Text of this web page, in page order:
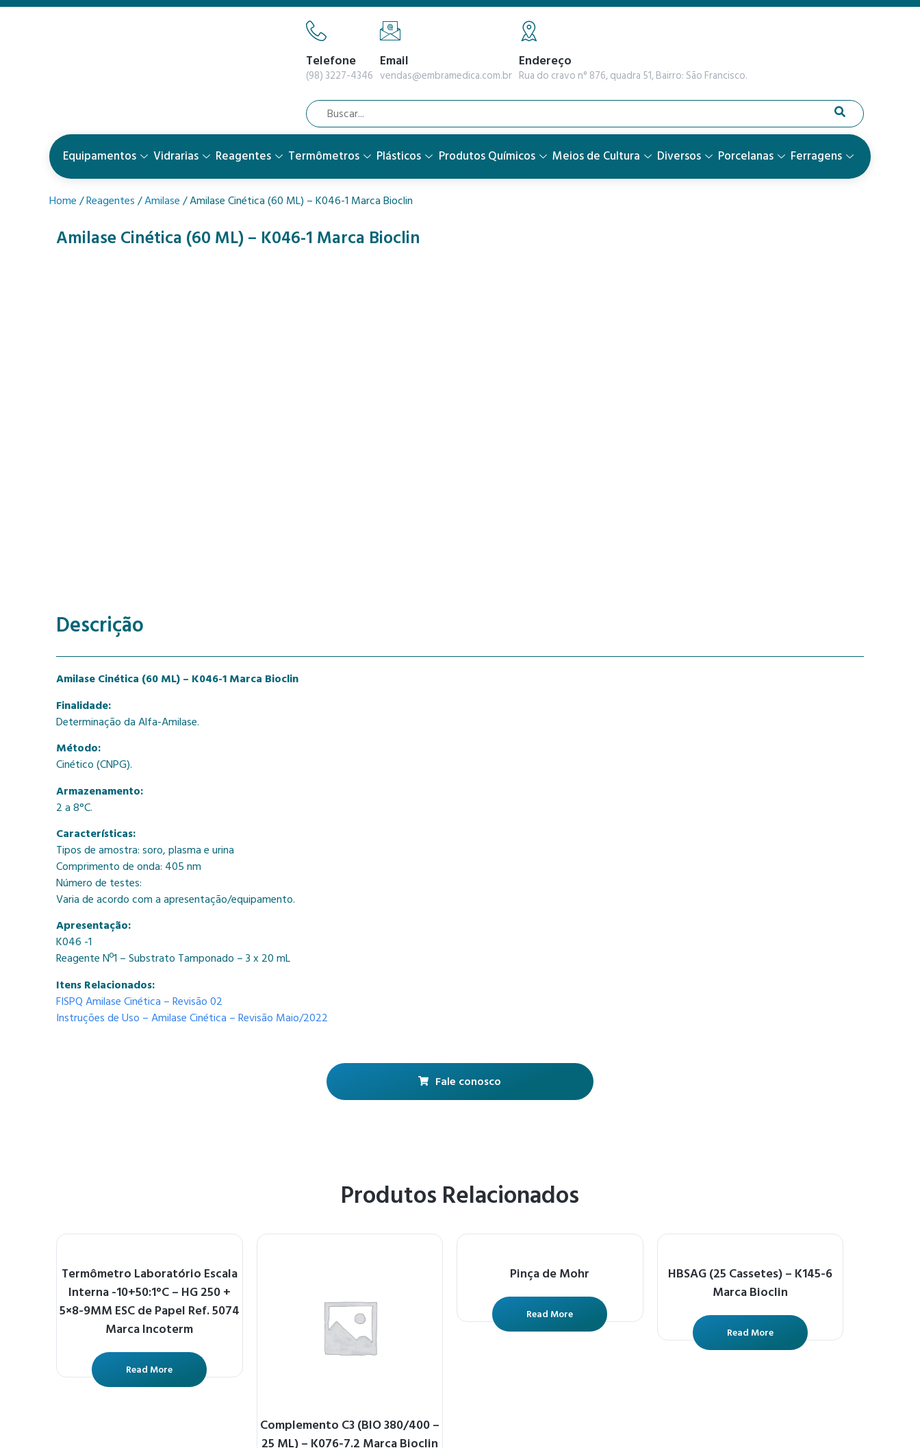
Telefone
(98) 3227-4346
Email
vendas@embramedica.com.br
Endereço
Rua do cravo n° 876, quadra 51, Bairro: São Francisco.
Equipamentos Vidrarias Reagentes Termômetros Plásticos Produtos Químicos Meios de Cultura Diversos Porcelanas Ferragens
Home/Reagentes/Amilase/ Amilase Cinética (60 ML) – K046-1 Marca Bioclin
Amilase Cinética (60 ML) – K046-1 Marca Bioclin
Descrição
Amilase Cinética (60 ML) – K046-1 Marca Bioclin
Finalidade:
Determinação da Alfa-Amilase.
Método:
Cinético (CNPG).
Armazenamento:
2 a 8°C.
Características:
Tipos de amostra: soro, plasma e urina
Comprimento de onda: 405 nm
Número de testes:
Varia de acordo com a apresentação/equipamento.
Apresentação:
K046 -1
Reagente Nº1 – Substrato Tamponado – 3 x 20 mL
Itens Relacionados:
FISPQ Amilase Cinética – Revisão 02
Instruções de Uso – Amilase Cinética – Revisão Maio/2022
Fale conosco
Produtos Relacionados
Termômetro Laboratório Escala
Interna -10+50:1°C – HG 250 +
5×8-9MM ESC de Papel Ref. 5074
Marca Incoterm
Read More
Complemento C3 (BIO 380/400 –
25 ML) – K076-7.2 Marca Bioclin
Pinça de Mohr
Read More
HBSAG (25 Cassetes) – K145-6
Marca Bioclin
Read More